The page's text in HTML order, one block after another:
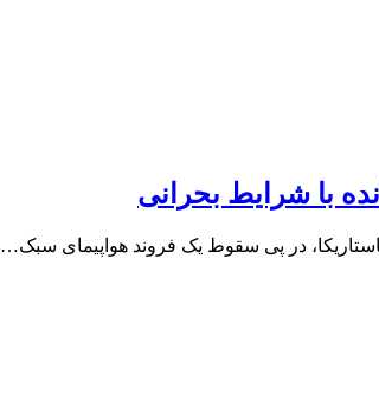
در پی سقوط یک فروند هواپیمای سبک…